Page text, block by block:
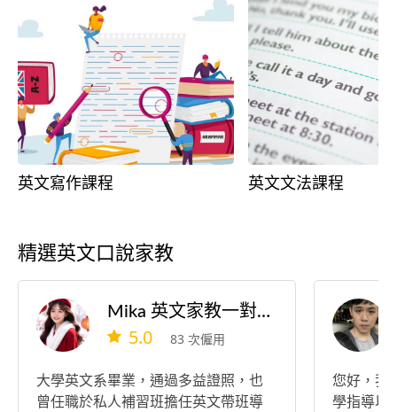
英文寫作課程 英文文法課程
精選英文口說家教
Mika 英文家教一對一💕一對二
5.0 83 次僱用
大學英文系畢業，通過多益證照，也
曾任職於私人補習班擔任英文帶班導
您好，我
學指導以